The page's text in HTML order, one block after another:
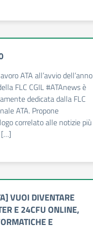
ATA all’avvio dell’anno
FLC CGIL #ATAnews è
dedicata dalla FLC
ATA. Propone
correlato alle notizie più
[…]
VUOI DIVENTARE
E 24CFU ONLINE,
E